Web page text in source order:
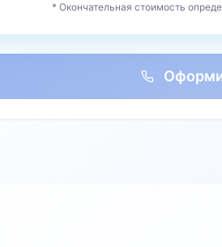
* Окончательная стоимость